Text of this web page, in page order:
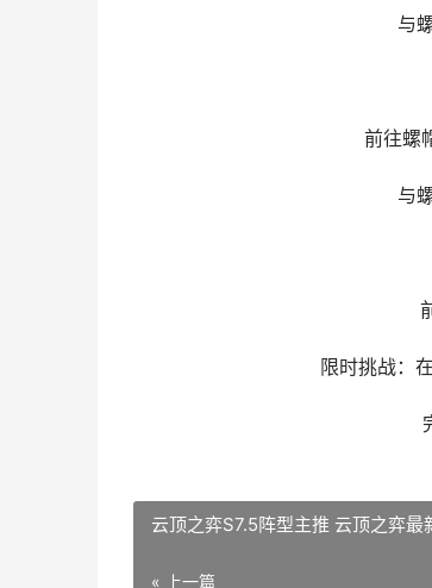
与
前往螺
与
限时挑战：
云顶之弈S7.5阵型主推 云顶之弈最
« 上一篇